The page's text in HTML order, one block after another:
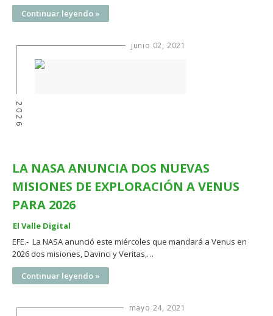
Continuar leyendo »
junio 02, 2021
2026
LA NASA ANUNCIA DOS NUEVAS
MISIONES DE EXPLORACIÓN A VENUS
PARA 2026
El Valle Digital
EFE.- La NASA anunció este miércoles que mandará a Venus en
2026 dos misiones, Davinci y Veritas,…
Continuar leyendo »
mayo 24, 2021